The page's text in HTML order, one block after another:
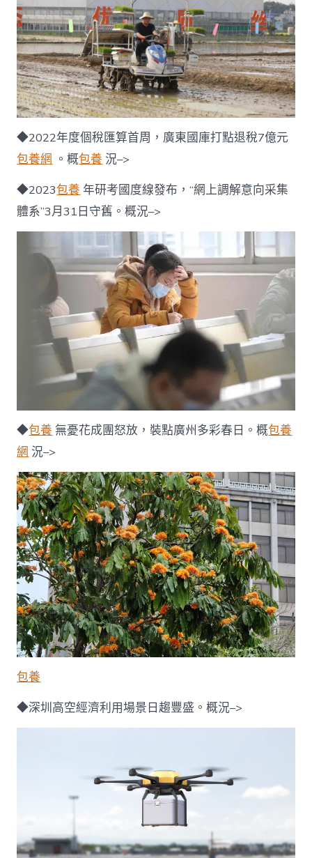
◆2022年度個稅匯算首周，廣東國庫打點退稅7億元
包養網 。概包養 況–>
◆2023包養 年研考國度線發布，“網上調解意向采集
體系”3月31日守舊。概況–>
◆包養 無憂花成團怒放，裝點廣州多彩春日。概包養
網 況–>
包養
◆深圳高空經濟利用場景日趨豐盛。概況–>